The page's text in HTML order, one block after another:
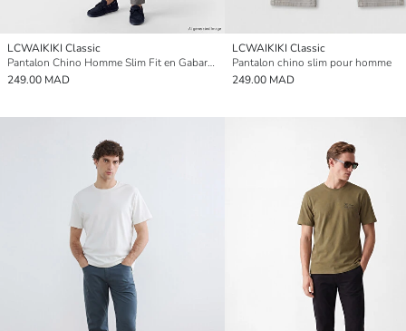
LCWAIKIKI Classic
Pantalon Chino Homme Slim Fit en Gabardine
249.00 MAD
LCWAIKIKI Classic
Pantalon chino slim pour homme
249.00 MAD